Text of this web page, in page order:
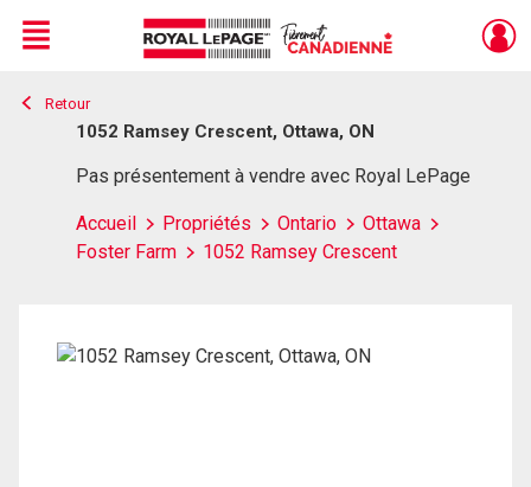
Live
En Direct
Menu
Retour
1052 Ramsey Crescent, Ottawa, ON
Pas présentement à vendre avec Royal LePage
Accueil Propriétés Ontario
Ottawa
Foster Farm
1052 Ramsey Crescent